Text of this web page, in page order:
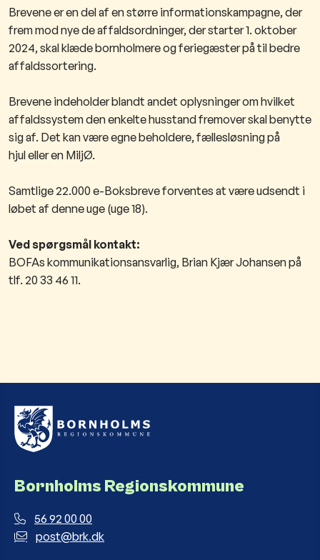
Brevene er en del af en større informationskampagne, der
frem mod nye de affaldsordninger, der starter 1. oktober
2024, skal klæde bornholmere og feriegæster på til bedre
affaldssortering.
Brevene indeholder blandt andet oplysninger om hvilket
affaldssystem den enkelte husstand fremover skal benytte
sig af. Det kan være egne beholdere, fællesløsning på
hjul eller en MiljØ.
Samtlige 22.000 e-Boksbreve forventes at være udsendt i
løbet af denne uge (uge 18).
Ved spørgsmål kontakt:
BOFAs kommunikationsansvarlig, Brian Kjær Johansen på
tlf. 20 33 46 11.
Bornholms Regionskommune
56 92 00 00
post@brk.dk